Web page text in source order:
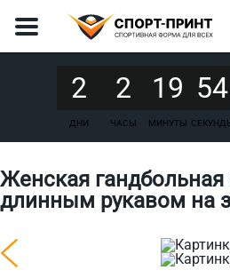
2
ДНИ
2
ЧАСЫ
19
МИНУТЫ
54
Женская
длинным рукавом на